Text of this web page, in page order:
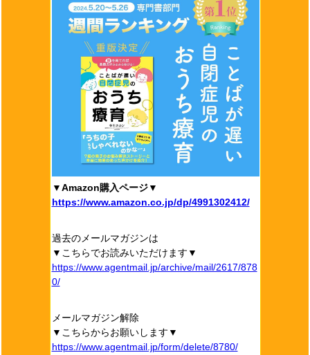
▼Amazon購入ページ▼
https://www.amazon.co.jp/dp/4991302412/
過去のメールマガジンは
▼こちらでお読みいただけます▼
https://www.agentmail.jp/archive/mail/2617/878
0/
メールマガジン解除
▼こちらからお願いします▼
https://www.agentmail.jp/form/delete/8780/